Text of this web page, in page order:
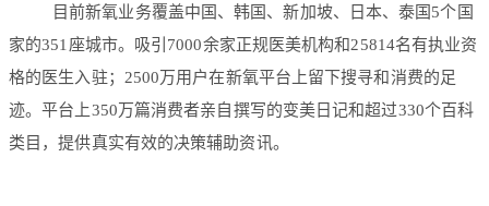
目前新氧业务覆盖中国、韩国、新加坡、日本、泰国5个国
家的351座城市。吸引7000余家正规医美机构和25814名有执业资
格的医生入驻；2500万用户在新氧平台上留下搜寻和消费的足
迹。平台上350万篇消费者亲自撰写的变美日记和超过330个百科
类目，提供真实有效的决策辅助资讯。